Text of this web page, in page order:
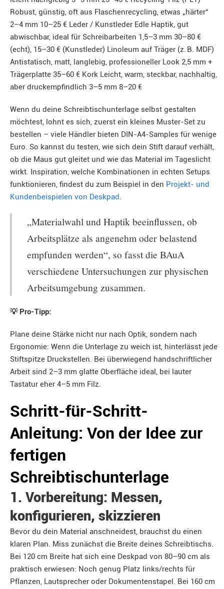
Robust, günstig, oft aus Flaschenrecycling, etwas „härter“
2–4 mm 10–25 € Leder / Kunstleder Edle Haptik, gut
abwischbar, ideal für Schreibarbeiten 1,5–3 mm 30–80 €
(echt), 15–30 € (Kunstleder) Linoleum auf Träger (z. B. MDF)
Antistatisch, matt, langlebig, professioneller Look 2,5 mm +
Trägerplatte 35–60 € Kork Leicht, warm, steckbar, nachhaltig,
aber druckempfindlich 3–5 mm 8–20 €
Wenn du deine Schreibtischunterlage selbst gestalten
möchtest, lohnt es sich, zuerst ein kleines Muster-Set zu
bestellen – viele Händler bieten DIN-A4-Samples für wenige
Euro. So kannst du testen, wie sich dein Stift darauf verhält,
ob die Maus gut gleitet und wie das Material im Tageslicht
wirkt. Inspiration, welche Kombinationen in echten Setups
funktionieren, findest du zum Beispiel in den Projekt- und
Kundenbeispielen von Deskpad.
„Materialwahl und Haptik beeinflussen, ob
Arbeitsplätze als angenehm oder belastend
empfunden werden“, so fasst die BAuA
verschiedene Untersuchungen zur physischen
Arbeitsumgebung zusammen.
💡 Pro-Tipp:
Plane deine Stärke nicht nur nach Optik, sondern nach
Ergonomie: Wenn die Unterlage zu weich ist, hinterlässt jede
Stiftspitze Druckstellen. Bei überwiegend handschriftlicher
Arbeit sind 2–3 mm glatte Oberfläche ideal, bei lauter
Tastatur eher 4–5 mm Filz.
Schritt-für-Schritt-
Anleitung: Von der Idee zur
fertigen
Schreibtischunterlage
1. Vorbereitung: Messen,
konfigurieren, skizzieren
Bevor du dein Material anschneidest, brauchst du einen
klaren Plan. Miss zunächst die Breite deines Schreibtischs.
Bei 120 cm Breite hat sich eine Deskpad von 80–90 cm als
praktisch erwiesen: Noch genug Platz links/rechts für
Pflanzen, Lautsprecher oder Dokumentenstapel. Bei 160 cm